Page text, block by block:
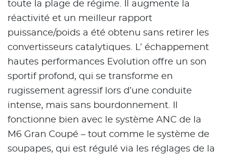
toute la plage de régime. Il augmente la
réactivité et un meilleur rapport
puissance/poids a été obtenu sans retirer les
convertisseurs catalytiques. L’ échappement
hautes performances Evolution offre un son
sportif profond, qui se transforme en
rugissement agressif lors d’une conduite
intense, mais sans bourdonnement. Il
fonctionne bien avec le système ANC de la
M6 Gran Coupé – tout comme le système de
soupapes, qui est régulé via les réglages de la